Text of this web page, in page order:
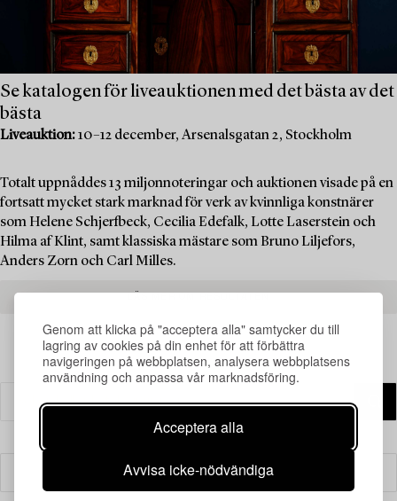
Genom att klicka på "acceptera alla" samtycker du till
lagring av cookies på din enhet för att förbättra
navigeringen på webbplatsen, analysera webbplatsens
användning och anpassa vår marknadsföring.
Acceptera alla
Avvisa icke-nödvändiga
Se katalogen för liveauktionen med det bästa av det
bästa
Liveauktion:10–12 december, Arsenalsgatan 2, Stockholm
Totalt uppnåddes 13 miljonnoteringar och auktionen visade på en
fortsatt mycket stark marknad för verk av kvinnliga konstnärer
som Helene Schjerfbeck, Cecilia Edefalk, Lotte Laserstein och
Hilma af Klint, samt klassiska mästare som Bruno Liljefors,
Anders Zorn och Carl Milles.
Filter